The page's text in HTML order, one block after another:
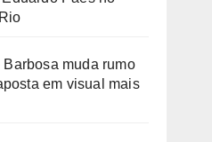
Barbosa muda rumo
em visual mais